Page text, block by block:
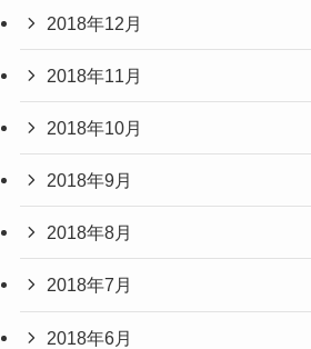
2018年12月
2018年11月
2018年10月
2018年9月
2018年8月
2018年7月
2018年6月